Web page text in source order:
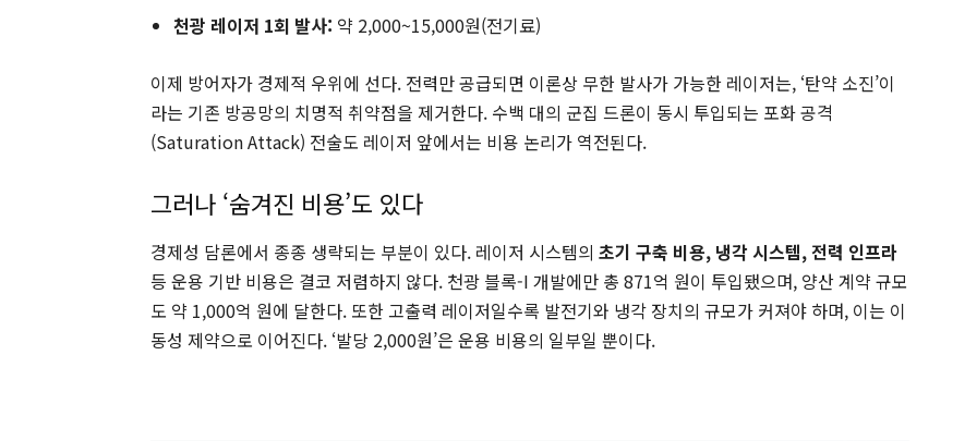
천광 레이저 1회 발사: 약 2,000~15,000원(전기료)
이제 방어자가 경제적 우위에 선다. 전력만 공급되면 이론상 무한 발사가 가능한 레이저는, ‘탄약 소진’이
라는 기존 방공망의 치명적 취약점을 제거한다. 수백 대의 군집 드론이 동시 투입되는 포화 공격
(Saturation Attack) 전술도 레이저 앞에서는 비용 논리가 역전된다.
그러나 ‘숨겨진 비용’도 있다
경제성 담론에서 종종 생략되는 부분이 있다. 레이저 시스템의 초기 구축 비용, 냉각 시스템, 전력 인프라
등 운용 기반 비용은 결코 저렴하지 않다. 천광 블록-I 개발에만 총 871억 원이 투입됐으며, 양산 계약 규모
도 약 1,000억 원에 달한다. 또한 고출력 레이저일수록 발전기와 냉각 장치의 규모가 커져야 하며, 이는 이
동성 제약으로 이어진다. ‘발당 2,000원’은 운용 비용의 일부일 뿐이다.